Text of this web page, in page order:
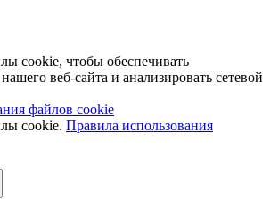
cookie, чтобы обеспечивать
веб-сайта и анализировать сетевой
файлов cookie
cookie. Правила использования